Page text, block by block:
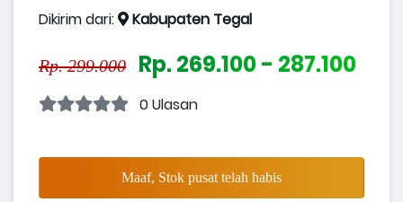
Dikirim dari: Kabupaten Tegal
Rp. 299.000 Rp. 269.100 - 287.100
0 Ulasan
Maaf, Stok pusat telah habis